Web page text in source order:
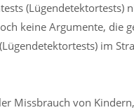
(Lügendetektortests)
keine Argumente, die
im
Missbrauch von Kindern,